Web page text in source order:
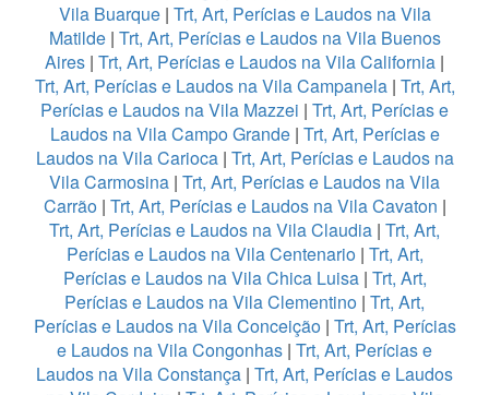
Vila Buarque| Trt, Art, Perícias e Laudos na Vila
Matilde| Trt, Art, Perícias e Laudos na Vila Buenos
Aires | Trt, Art, Perícias e Laudos na Vila California |
Trt, Art, Perícias e Laudos na Vila Campanela| Trt, Art,
Perícias e Laudos na Vila Mazzei | Trt, Art, Perícias e
Laudos na Vila Campo Grande| Trt, Art, Perícias e
Laudos na Vila Carioca| Trt, Art, Perícias e Laudos na
Vila Carmosina | Trt, Art, Perícias e Laudos na Vila
Carrão| Trt, Art, Perícias e Laudos na Vila Cavaton |
Trt, Art, Perícias e Laudos na Vila Claudia | Trt, Art,
Perícias e Laudos na Vila Centenario| Trt, Art,
Perícias e Laudos na Vila Chica Luisa | Trt, Art,
Perícias e Laudos na Vila Clementino | Trt, Art,
Perícias e Laudos na Vila Conceição| Trt, Art, Perícias
e Laudos na Vila Congonhas | Trt, Art, Perícias e
Laudos na Vila Constança | Trt, Art, Perícias e Laudos